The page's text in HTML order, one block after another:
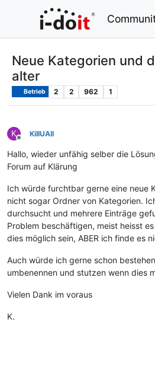
Neue Kategorien und
alter
Betrieb 2 2 962 1
K
Offline
KiIIUAII
Hallo, wieder unfähig selber die
Forum auf Klärung
Ich würde furchtbar gerne eine neue
nicht sogar Ordner von Kategorien.
durchsucht und mehrere Einträge
Problem beschäftigen, meist heisst
dies möglich sein, ABER ich finde es
Auch würde ich gerne schon
umbenennen und stutzen wenn dies
Vielen Dank im voraus
K.